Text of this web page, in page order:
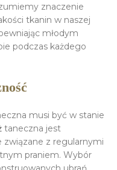
znaczenie
tkanin w naszej
młodym
podczas każdego
musi być w stanie
taneczna jest
związane z regularnymi
praniem. Wybór